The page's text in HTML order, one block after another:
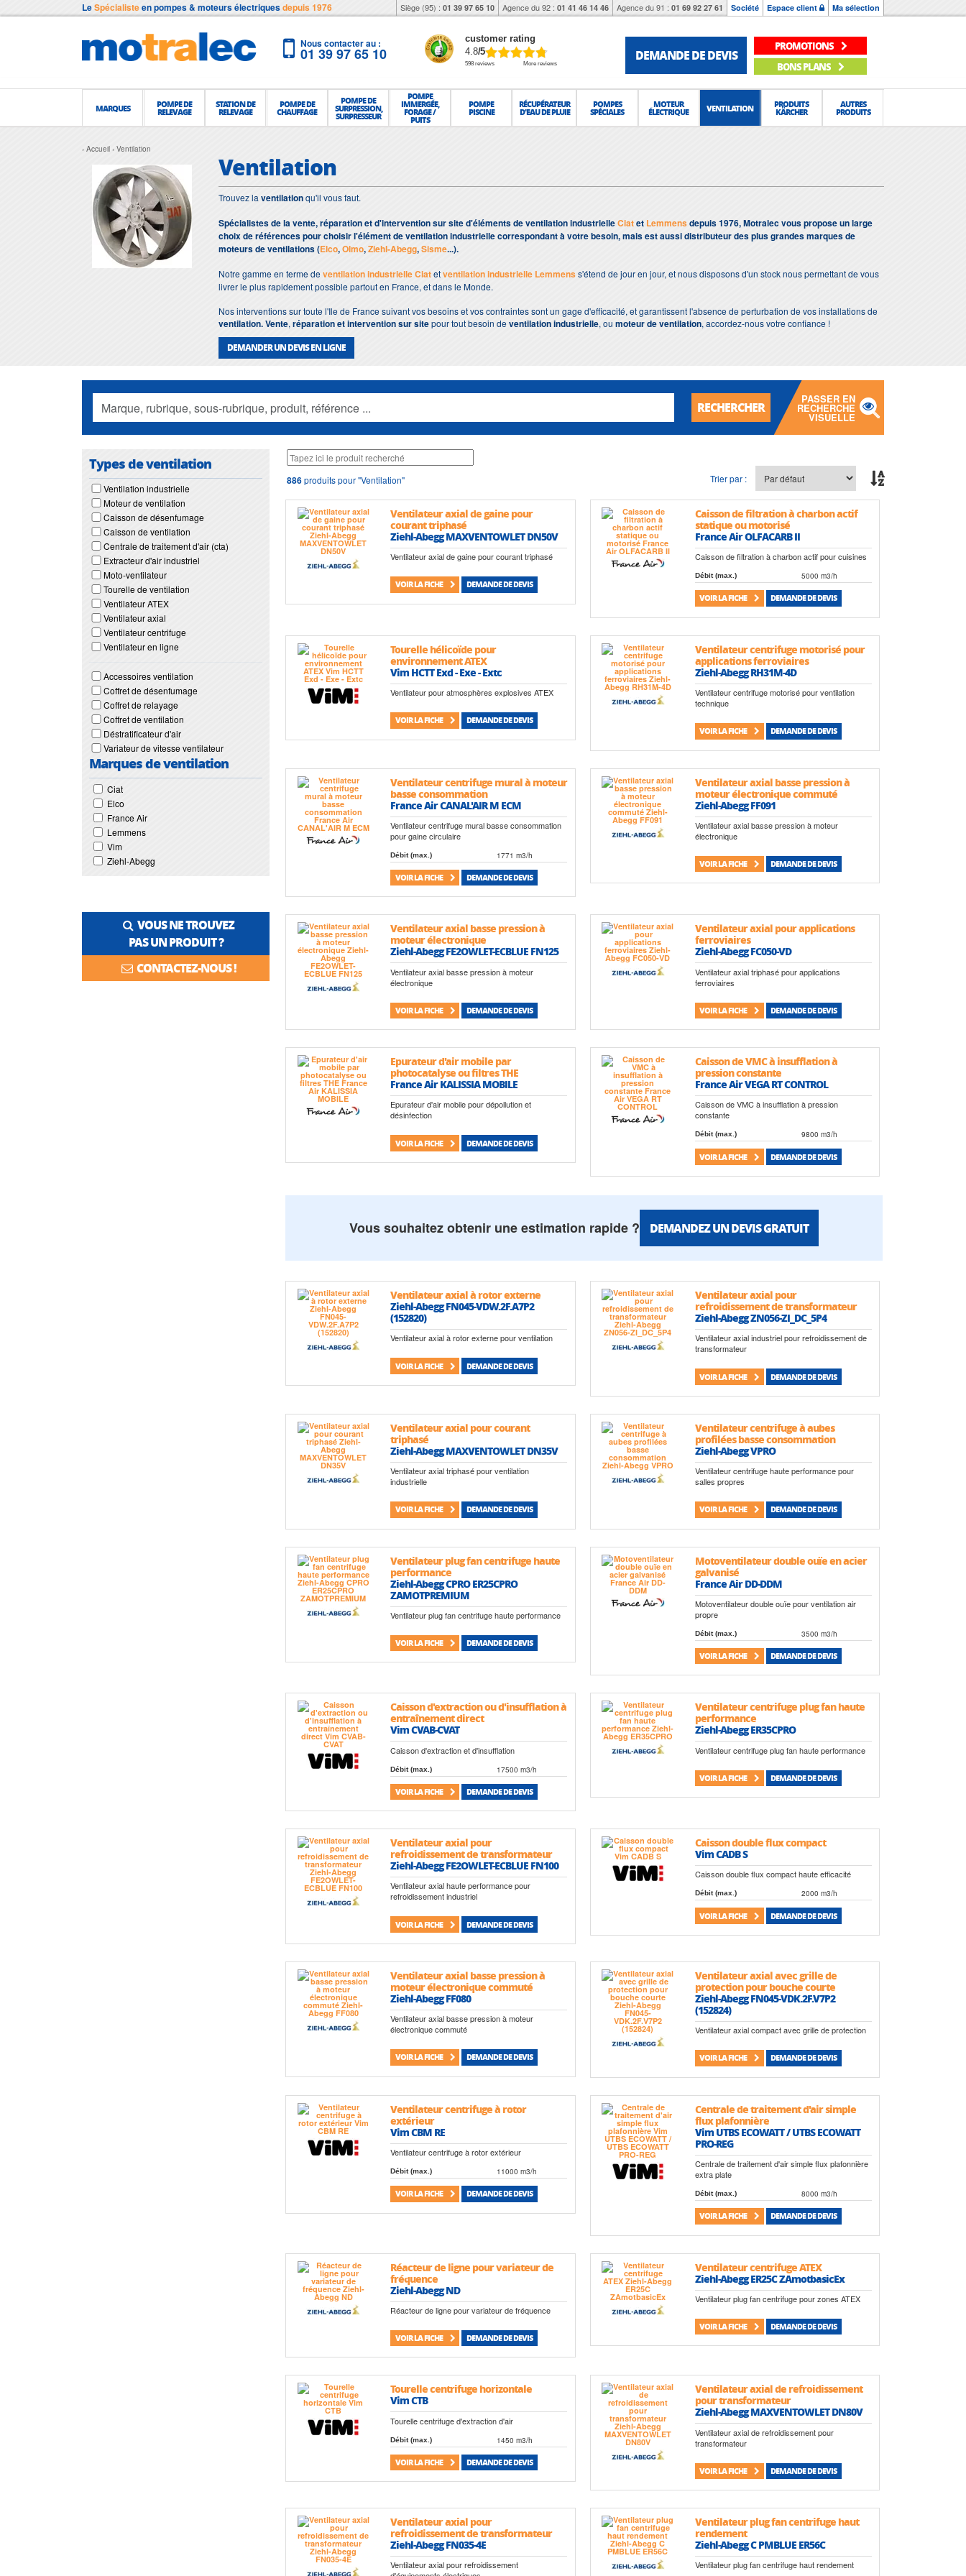
LeSpécialisteen pompes & moteurs électriquesdepuis 1976 Siège (95) : 01 39 97 65 10 Agence du 92 : 01 41 46 14 46 Agence du 91 : 01 69 92 27 61 Société Espace client Ma sélection
Nous contacter au :
01 39 97 65 10
customer rating
4.8/5
598 reviews More reviews
DEMANDE DE DEVIS
PROMOTIONS
BONS PLANS
MARQUES POMPE DE
RELEVAGE
STATION DE
RELEVAGE
POMPE DE
CHAUFFAGE
POMPE DE
SURPRESSION,
SURPRESSEUR
POMPE
IMMERGÉE,
FORAGE /
PUITS
POMPE
PISCINE
RÉCUPÉRATEUR
D'EAU DE PLUIE
POMPES
SPÉCIALES
MOTEUR
ÉLECTRIQUE VENTILATION PRODUITS
KÄRCHER
AUTRES
PRODUITS
Accueil Ventilation
Ventilation
Trouvez la ventilationqu'il vous faut.
Spécialistes de la vente, réparation et d'intervention sur site d'éléments de ventilation industrielleCiatet Lemmensdepuis 1976, Motralec vous propose un large
choix de références pour choisir l'élément de ventilation industrielle correspondant à votre besoin, mais est aussi distributeur des plus grandes marques de
moteurs de ventilations (Elco,Olmo,Ziehl-Abegg,Sisme...).
Notre gamme en terme deventilation industrielle Ciatetventilation industrielle Lemmenss'étend de jour en jour, et nous disposons d'un stock nous permettant de vous
livrer le plus rapidement possible partout en France, et dans le Monde.
Nos interventions sur toute l'Ile de France suivant vos besoins et vos contraintes sont un gage d'efficacité, et garantissent l'absence de perturbation de vos installations de
ventilation. Vente, réparation et intervention sur sitepour tout besoin deventilation industrielle, ou moteur de ventilation, accordez-nous votre confiance !
DEMANDER UN DEVIS EN LIGNE
RECHERCHER
PASSER EN
RECHERCHE
VISUELLE
Types de ventilation
Ventilation industrielle
Moteur de ventilation
Caisson de désenfumage
Caisson de ventilation
Centrale de traitement d'air (cta)
Extracteur d'air industriel
Moto-ventilateur
Tourelle de ventilation
Ventilateur ATEX
Ventilateur axial
Ventilateur centrifuge
Ventilateur en ligne
Accessoires ventilation
Coffret de désenfumage
Coffret de relayage
Coffret de ventilation
Déstratificateur d'air
Variateur de vitesse ventilateur
Marques de ventilation
Ciat
Elco
France Air
Lemmens
Vim
Ziehl-Abegg
VOUS NE TROUVEZ
PAS UN PRODUIT ?
CONTACTEZ-NOUS !
886produits pour "Ventilation" Trier par :
Ventilateur axial de gaine pour
courant triphasé
Ziehl-Abegg MAXVENTOWLET DN50V
Ventilateur axial de gaine pour courant triphasé
VOIR LA FICHE DEMANDE DE DEVIS
Caisson de filtration à charbon actif
statique ou motorisé
France Air OLFACARB II
Caisson de filtration à charbon actif pour cuisines
Débit (max.) 5000 m3/h
VOIR LA FICHE DEMANDE DE DEVIS
Tourelle hélicoïde pour
environnement ATEX
Vim HCTT Exd - Exe - Extc
Ventilateur pour atmosphères explosives ATEX
VOIR LA FICHE DEMANDE DE DEVIS
Ventilateur centrifuge motorisé pour
applications ferroviaires
Ziehl-Abegg RH31M-4D
Ventilateur centrifuge motorisé pour ventilation
technique
VOIR LA FICHE DEMANDE DE DEVIS
Ventilateur centrifuge mural à moteur
basse consommation
France Air CANAL'AIR M ECM
Ventilateur centrifuge mural basse consommation
pour gaine circulaire
Débit (max.) 1771 m3/h
VOIR LA FICHE DEMANDE DE DEVIS
Ventilateur axial basse pression à
moteur électronique commuté
Ziehl-Abegg FF091
Ventilateur axial basse pression à moteur
électronique
VOIR LA FICHE DEMANDE DE DEVIS
Ventilateur axial basse pression à
moteur électronique
Ziehl-Abegg FE2OWLET-ECBLUE FN125
Ventilateur axial basse pression à moteur
électronique
VOIR LA FICHE DEMANDE DE DEVIS
Ventilateur axial pour applications
ferroviaires
Ziehl-Abegg FC050-VD
Ventilateur axial triphasé pour applications
ferroviaires
VOIR LA FICHE DEMANDE DE DEVIS
Epurateur d'air mobile par
photocatalyse ou filtres THE
France Air KALISSIA MOBILE
Epurateur d'air mobile pour dépollution et
désinfection
VOIR LA FICHE DEMANDE DE DEVIS
Caisson de VMC à insufflation à
pression constante
France Air VEGA RT CONTROL
Caisson de VMC à insufflation à pression
constante
Débit (max.) 9800 m3/h
VOIR LA FICHE DEMANDE DE DEVIS
Vous souhaitez obtenir une estimation rapide ? DEMANDEZ UN DEVIS GRATUIT
Ventilateur axial à rotor externe
Ziehl-Abegg FN045-VDW.2F.A7P2
(152820)
Ventilateur axial à rotor externe pour ventilation
VOIR LA FICHE DEMANDE DE DEVIS
Ventilateur axial pour
refroidissement de transformateur
Ziehl-Abegg ZN056-ZI_DC_5P4
Ventilateur axial industriel pour refroidissement de
transformateur
VOIR LA FICHE DEMANDE DE DEVIS
Ventilateur axial pour courant
triphasé
Ziehl-Abegg MAXVENTOWLET DN35V
Ventilateur axial triphasé pour ventilation
industrielle
VOIR LA FICHE DEMANDE DE DEVIS
Ventilateur centrifuge à aubes
profilées basse consommation
Ziehl-Abegg VPRO
Ventilateur centrifuge haute performance pour
salles propres
VOIR LA FICHE DEMANDE DE DEVIS
Ventilateur plug fan centrifuge haute
performance
Ziehl-Abegg CPRO ER25CPRO
ZAMOTPREMIUM
Ventilateur plug fan centrifuge haute performance
VOIR LA FICHE DEMANDE DE DEVIS
Motoventilateur double ouïe en acier
galvanisé
France Air DD-DDM
Motoventilateur double ouïe pour ventilation air
propre
Débit (max.) 3500 m3/h
VOIR LA FICHE DEMANDE DE DEVIS
Caisson d'extraction ou d'insufflation à
entraînement direct
Vim CVAB-CVAT
Caisson d'extraction et d'insufflation
Débit (max.) 17500 m3/h
VOIR LA FICHE DEMANDE DE DEVIS
Ventilateur centrifuge plug fan haute
performance
Ziehl-Abegg ER35CPRO
Ventilateur centrifuge plug fan haute performance
VOIR LA FICHE DEMANDE DE DEVIS
Ventilateur axial pour
refroidissement de transformateur
Ziehl-Abegg FE2OWLET-ECBLUE FN100
Ventilateur axial haute performance pour
refroidissement industriel
VOIR LA FICHE DEMANDE DE DEVIS
Caisson double flux compact
Vim CADB S
Caisson double flux compact haute efficacité
Débit (max.) 2000 m3/h
VOIR LA FICHE DEMANDE DE DEVIS
Ventilateur axial basse pression à
moteur électronique commuté
Ziehl-Abegg FF080
Ventilateur axial basse pression à moteur
électronique commuté
VOIR LA FICHE DEMANDE DE DEVIS
Ventilateur axial avec grille de
protection pour bouche courte
Ziehl-Abegg FN045-VDK.2F.V7P2
(152824)
Ventilateur axial compact avec grille de protection
VOIR LA FICHE DEMANDE DE DEVIS
Ventilateur centrifuge à rotor
extérieur
Vim CBM RE
Ventilateur centrifuge à rotor extérieur
Débit (max.) 11000 m3/h
VOIR LA FICHE DEMANDE DE DEVIS
Centrale de traitement d'air simple
flux plafonnière
Vim UTBS ECOWATT / UTBS ECOWATT
PRO-REG
Centrale de traitement d'air simple flux plafonnière
extra plate
Débit (max.) 8000 m3/h
VOIR LA FICHE DEMANDE DE DEVIS
Réacteur de ligne pour variateur de
fréquence
Ziehl-Abegg ND
Réacteur de ligne pour variateur de fréquence
VOIR LA FICHE DEMANDE DE DEVIS
Ventilateur centrifuge ATEX
Ziehl-Abegg ER25C ZAmotbasicEx
Ventilateur plug fan centrifuge pour zones ATEX
VOIR LA FICHE DEMANDE DE DEVIS
Tourelle centrifuge horizontale
Vim CTB
Tourelle centrifuge d'extraction d'air
Débit (max.) 1450 m3/h
VOIR LA FICHE DEMANDE DE DEVIS
Ventilateur axial de refroidissement
pour transformateur
Ziehl-Abegg MAXVENTOWLET DN80V
Ventilateur axial de refroidissement pour
transformateur
VOIR LA FICHE DEMANDE DE DEVIS
Ventilateur axial pour
refroidissement de transformateur
Ziehl-Abegg FN035-4E
Ventilateur axial pour refroidissement
Ventilateur plug fan centrifuge haut
rendement
Ziehl-Abegg C PMBLUE ER56C
Ventilateur plug fan centrifuge haut rendement